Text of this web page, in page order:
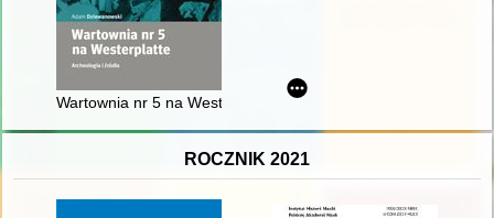
Wartownia nr 5 na Westerplatte : archeologia i źródła
ROCZNIK 2021